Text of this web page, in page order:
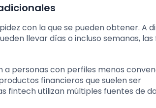
con la que se pueden obtener. A
llevar días o incluso semanas,
personas con perfiles menos
financieros que suelen ser
fintech utilizan múltiples fuentes de